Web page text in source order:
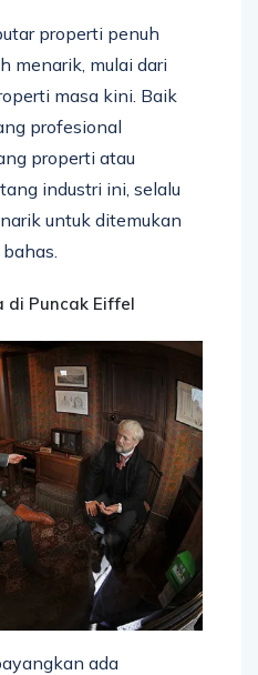
properti penuh
menarik, mulai dari
masa kini. Baik
profesional
properti atau
industri ini, selalu
untuk ditemukan
di Puncak Eiffel
ada